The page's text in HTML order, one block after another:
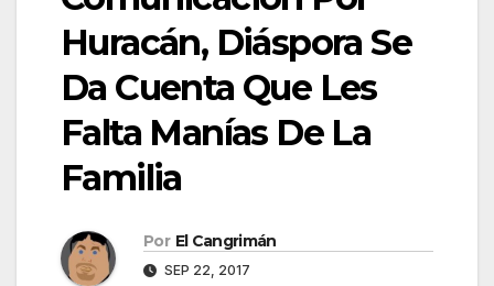
Huracán, Diáspora Se
Da Cuenta Que Les
Falta Manías De La
Familia
Por El Cangrimán
SEP 22, 2017